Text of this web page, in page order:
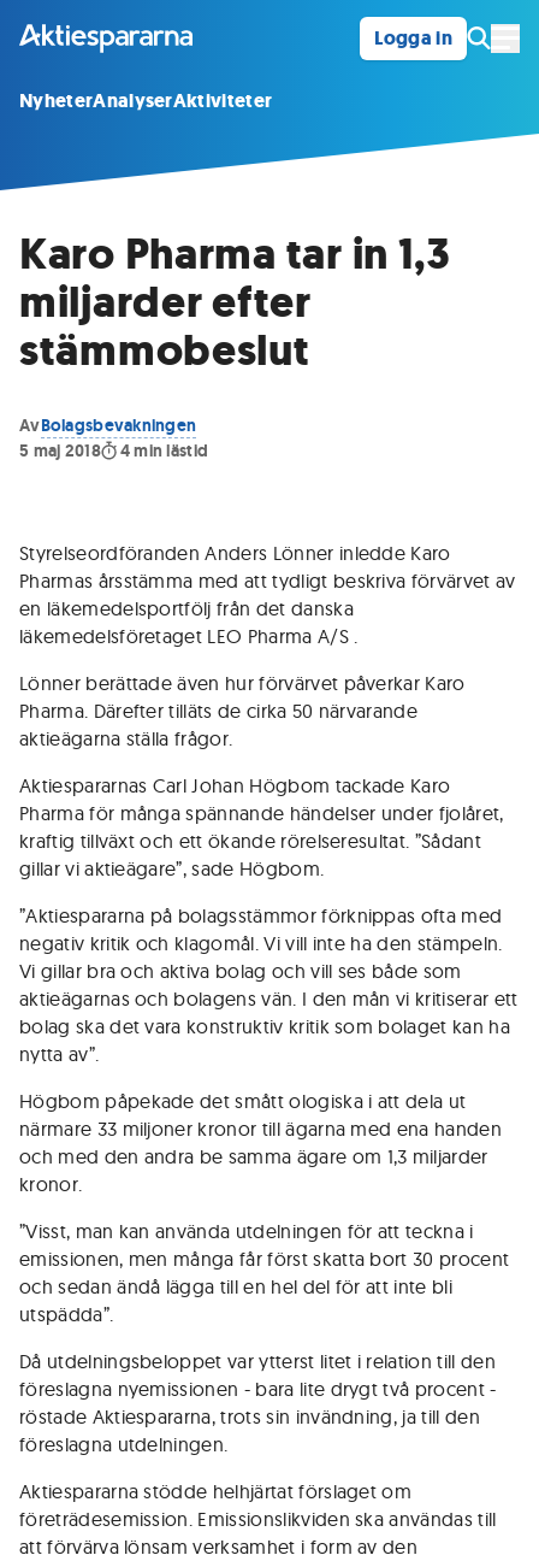
Logga in
NyheterAnalyserAktiviteter
Karo Pharma tar in 1,3
miljarder efter
stämmobeslut
AvBolagsbevakningen
5 maj 2018
4min lästid
Styrelseordföranden Anders Lönner inledde Karo
Pharmas årsstämma med att tydligt beskriva förvärvet av
en läkemedelsportfölj från det danska
läkemedelsföretaget LEO Pharma A/S .
Lönner berättade även hur förvärvet påverkar Karo
Pharma. Därefter tilläts de cirka 50 närvarande
aktieägarna ställa frågor.
Aktiespararnas Carl Johan Högbom tackade Karo
Pharma för många spännande händelser under fjolåret,
kraftig tillväxt och ett ökande rörelseresultat. ”Sådant
gillar vi aktieägare”, sade Högbom.
”Aktiespararna på bolagsstämmor förknippas ofta med
negativ kritik och klagomål. Vi vill inte ha den stämpeln.
Vi gillar bra och aktiva bolag och vill ses både som
aktieägarnas och bolagens vän. I den mån vi kritiserar ett
bolag ska det vara konstruktiv kritik som bolaget kan ha
nytta av”.
Högbom påpekade det smått ologiska i att dela ut
närmare 33 miljoner kronor till ägarna med ena handen
och med den andra be samma ägare om 1,3 miljarder
kronor.
”Visst, man kan använda utdelningen för att teckna i
emissionen, men många får först skatta bort 30 procent
och sedan ändå lägga till en hel del för att inte bli
utspädda”.
Då utdelningsbeloppet var ytterst litet i relation till den
föreslagna nyemissionen - bara lite drygt två procent -
röstade Aktiespararna, trots sin invändning, ja till den
föreslagna utdelningen.
Aktiespararna stödde helhjärtat förslaget om
företrädesemission. Emissionslikviden ska användas till
att förvärva lönsam verksamhet i form av den